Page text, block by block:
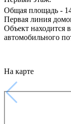
Общая площадь -
Первая линия
Объект находится
автомобильного
На карте